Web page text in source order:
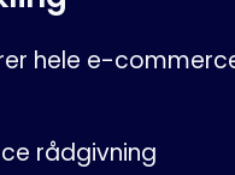
hele e-
rådgivning